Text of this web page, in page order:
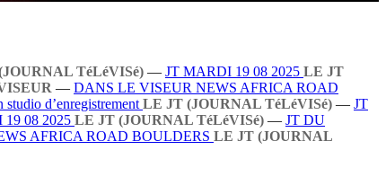
TéLéVISé) — JT MARDI 19 08 2025 LE JT
— DANS LE VISEUR NEWS AFRICA ROAD
studio d’enregistrement LE JT (JOURNAL TéLéVISé) — JT
08 2025 LE JT (JOURNAL TéLéVISé) — JT DU
AFRICA ROAD BOULDERS LE JT (JOURNAL